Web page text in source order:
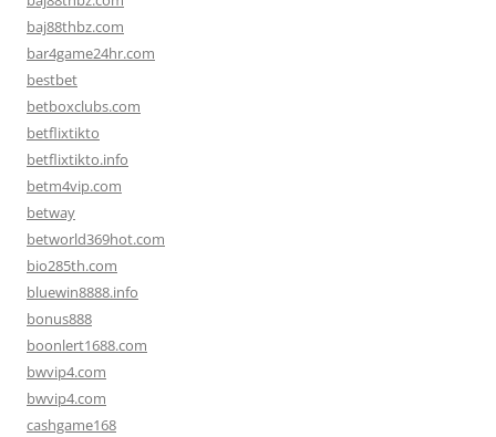
baj88thbz.com
bar4game24hr.com
bestbet
betboxclubs.com
betflixtikto
betflixtikto.info
betm4vip.com
betway
betworld369hot.com
bio285th.com
bluewin8888.info
bonus888
boonlert1688.com
bwvip4.com
bwvip4.com
cashgame168